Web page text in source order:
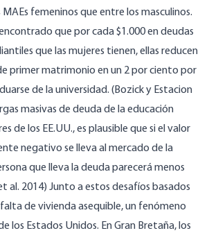
femeninos que entre los masculinos.
que por cada $1.000 en deudas
que las mujeres tienen, ellas reducen
primer matrimonio en un 2 por ciento por
de la universidad. (Bozick y Estacion
masivas de deuda de la educación
de los EE.UU., es plausible que si el valor
negativo se lleva al mercado de la
que lleva la deuda parecerá menos
al. 2014) Junto a estos desafíos basados
de vivienda asequible, un fenómeno
los Estados Unidos. En Gran Bretaña, los